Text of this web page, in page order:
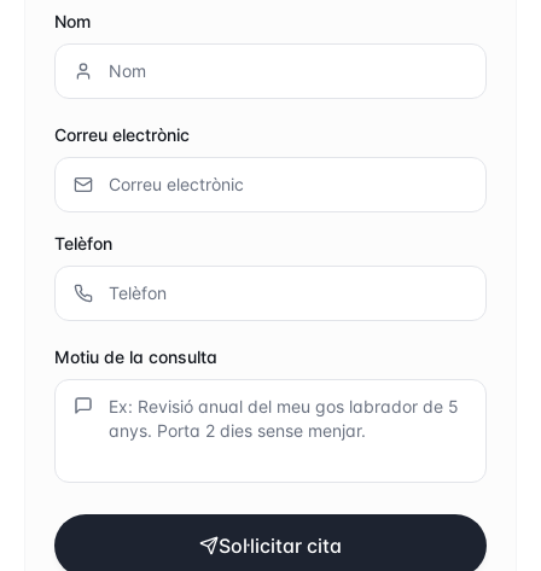
Nom
Correu electrònic
Telèfon
Motiu de la consulta
Sol·licitar cita